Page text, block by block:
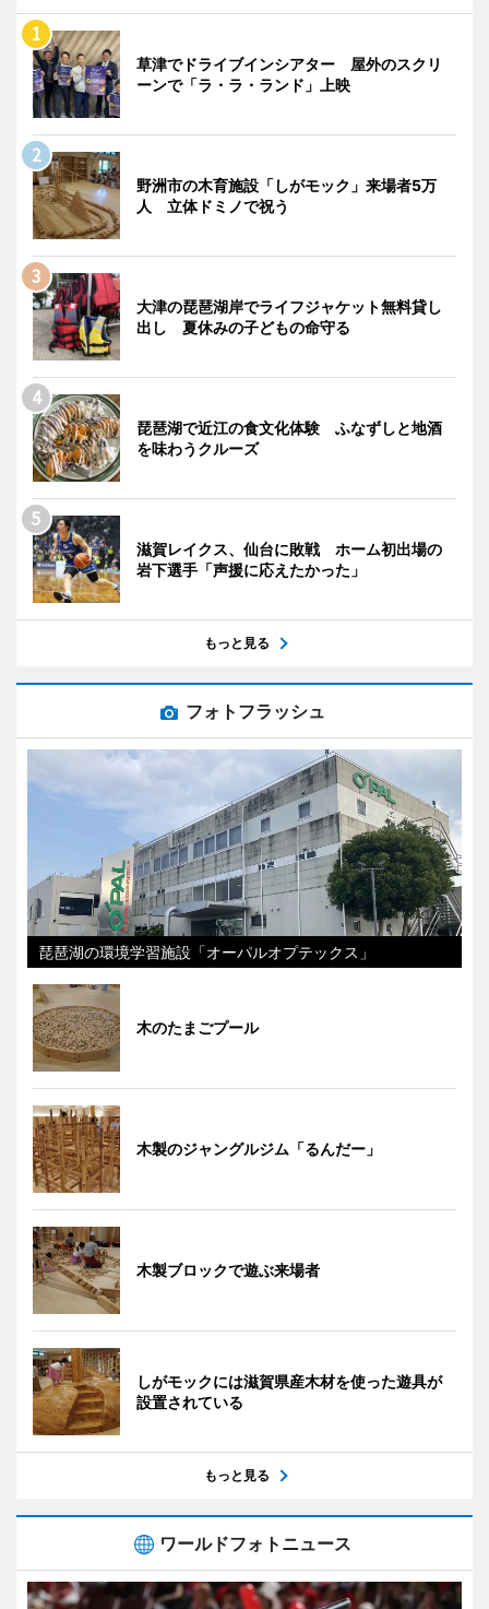
草津でドライブインシアター 屋外のスクリ
ーンで「ラ・ラ・ランド」上映
野洲市の木育施設「しがモック」来場者5万
人 立体ドミノで祝う
大津の琵琶湖岸でライフジャケット無料貸し
出し 夏休みの子どもの命守る
琵琶湖で近江の食文化体験 ふなずしと地酒
を味わうクルーズ
滋賀レイクス、仙台に敗戦 ホーム初出場の
岩下選手「声援に応えたかった」
もっと見る
フォトフラッシュ
琵琶湖の環境学習施設「オーパルオプテックス」
木のたまごプール
木製のジャングルジム「るんだー」
木製ブロックで遊ぶ来場者
しがモックには滋賀県産木材を使った遊具が
設置されている
もっと見る
ワールドフォトニュース